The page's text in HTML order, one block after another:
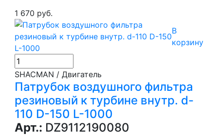
1 670 руб.
В
корзину
SHACMAN / Двигатель
Патрубок воздушного фильтра
резиновый к турбине внутр. d-
110 D-150 L-1000
Арт.: DZ9112190080